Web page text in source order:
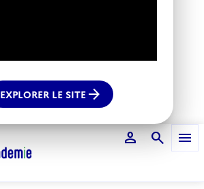
EXPLORER LE SITEarrow_forward
person search menu